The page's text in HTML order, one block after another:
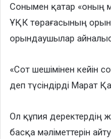
Сонымен қатар «оның
ҰҚК төрағасының
орындаушылар
«Сот шешімінен кейін
деп түсіндірді Марат
Ол құпия деректердің
басқа мәліметтерін